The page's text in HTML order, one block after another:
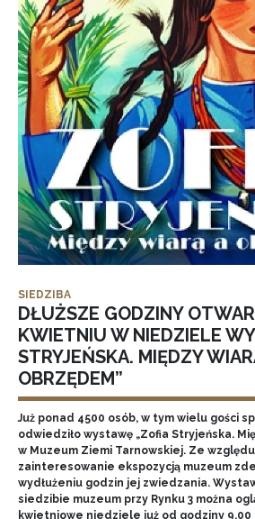
SIEDZIBA
DŁUŻSZE GODZINY
KWIETNIU W NIEDZIELE
STRYJEŃSKA. MIĘDZY
OBRZĘDEM”
Już ponad 4500 osób, w tym wielu gości
odwiedziło wystawę „Zofia Stryjeńska.
w Muzeum Ziemi Tarnowskiej. Ze
zainteresowanie ekspozycją muzeum
wydłużeniu godzin jej zwiedzania.
siedzibie muzeum przy Rynku 3 można
kwietniowe niedziele już od godziny 9.00